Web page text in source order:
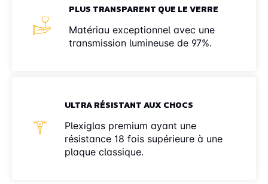
PLUS TRANSPARENT QUE LE VERRE
Matériau exceptionnel avec une
transmission lumineuse de 97%.
ULTRA RÉSISTANT AUX CHOCS
Plexiglas premium ayant une
résistance 18 fois supérieure à une
plaque classique.